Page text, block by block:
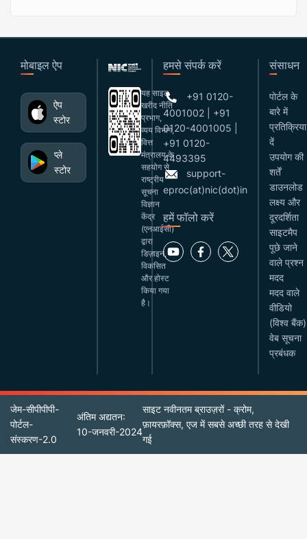
मोबाइल ऐप
ऐप
स्टोर
प्ले
स्टोर
यह साइट
खरीद नीति
प्रभाग,
व्यय विभाग,
वित्त
मंत्रालय के
सहयोग से
राष्ट्रीय
सूचना
विज्ञान
केंद्र
(एनआईसी)
द्वारा
डिज़ाइन,
विकसित
और होस्ट
किया गया
है।
हमसे संपर्क करें
+91 0120-
4001002 | +91
0120-4001005 |
+91 0120-
4493395
support-
eproc(at)nic(dot)in
हमें फॉलो करें
संसाधन
पोर्टल के
बारे में
प्रतिक्रिया
दें
उपयोग की
शर्तें
डाउनलोड
लक्ष्य और
दूरदर्शिता
साइटमैप
पूछे जाने
वाले प्रश्न
मदद
मदद वाले
वीडियो
(विश्व बैंक)
वेब सूचना
प्रबंधक
जेम-सीपीपीपी-
पोर्टल-
संस्करण-2.0
अंतिम अद्यतन:
10-जनवरी-2024
साइट नवीनतम ब्राउज़रों - क्रोम,
फ़ायरफ़ॉक्स, एज में सबसे अच्छी तरह से देखी
गई